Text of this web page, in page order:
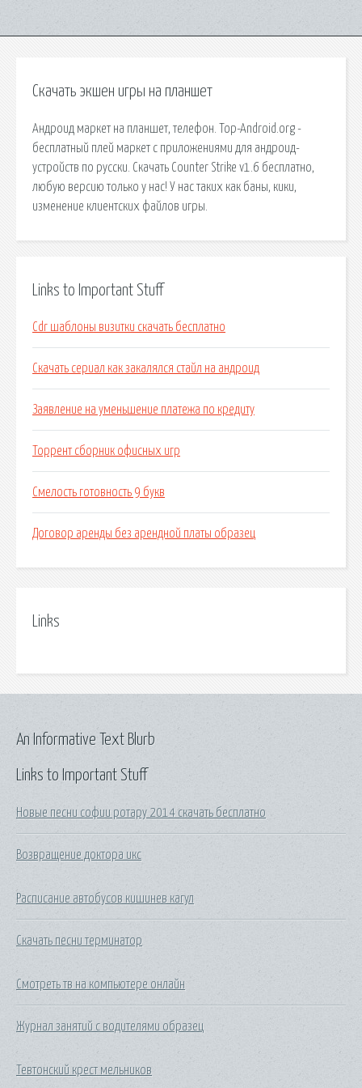
Скачать экшен игры на планшет
Андроид маркет на планшет, телефон. Top-Android.org -
бесплатный плей маркет с приложениями для андроид-
устройств по русски. Скачать Counter Strike v1.6 бесплатно,
любую версию только у нас! У нас таких как баны, кики,
изменение клиентских файлов игры.
Links to Important Stuff
Cdr шаблоны визитки скачать бесплатно
Скачать сериал как закалялся стайл на андроид
Заявление на уменьшение платежа по кредиту
Торрент сборник офисных игр
Смелость готовность 9 букв
Договор аренды без арендной платы образец
Links
Links to Important Stuff
Новые песни софии ротару 2014 скачать бесплатно
Возвращение доктора икс
Расписание автобусов кишинев кагул
Скачать песни терминатор
Смотреть тв на компьютере онлайн
Журнал занятий с водителями образец
Тевтонский крест мельников
An Informative Text Blurb